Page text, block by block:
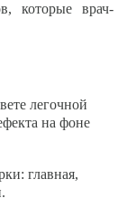
которые врач-
легочной
на фоне
главная,